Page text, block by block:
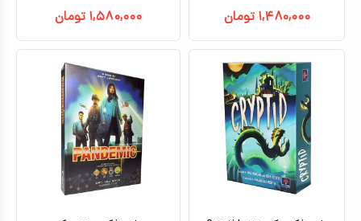
۱,۴۸۰,۰۰۰ تومان ۱,۵۸۰,۰۰۰ تومان